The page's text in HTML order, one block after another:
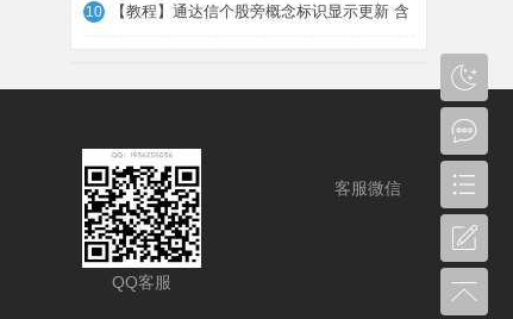
10 【教程】通达信个股旁概念标识显示更新 含
客服微信
QQ客服